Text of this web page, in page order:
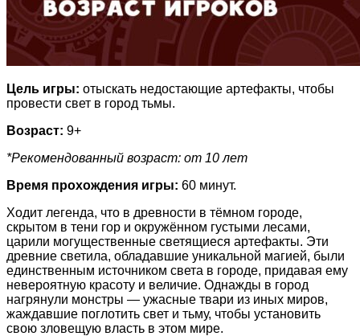
Цель игры: отыскать недостающие артефакты, чтобы
провести свет в город тьмы.
Возраст: 9+
*Рекомендованный возраст: от 10 лет
Время прохождения игры: 60 минут.
Ходит легенда, что в древности в тёмном городе,
скрытом в тени гор и окружённом густыми лесами,
царили могущественные светящиеся артефакты. Эти
древние светила, обладавшие уникальной магией, были
единственным источником света в городе, придавая ему
невероятную красоту и величие. Однажды в город
нагрянули монстры — ужасные твари из иных миров,
жаждавшие поглотить свет и тьму, чтобы установить
свою зловещую власть в этом мире.